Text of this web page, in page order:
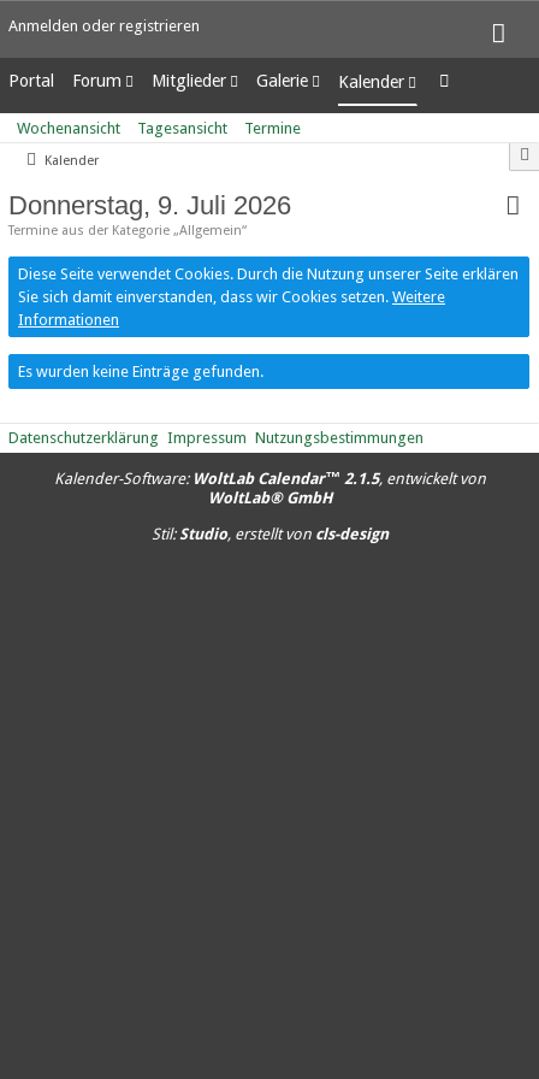
Anmelden oder registrieren
Portal Forum
Unerledigte Themen
Mitglieder
Letzte Aktivitäten
Benutzer online
Mitgliedersuche
Galerie
Alben
Bilder
Kalender
Wochenansicht
Tagesansicht
Wochenansicht Tagesansicht Termine
Kalender
Donnerstag, 9. Juli 2026
Termine aus der Kategorie „Allgemein“
Diese Seite verwendet Cookies. Durch die Nutzung unserer Seite erklären
Sie sich damit einverstanden, dass wir Cookies setzen. Weitere
Informationen
Es wurden keine Einträge gefunden.
Datenschutzerklärung Impressum Nutzungsbestimmungen
Kalender-Software: WoltLab Calendar™ 2.1.5, entwickelt von
WoltLab® GmbH
Stil:Studio, erstellt von cls-design